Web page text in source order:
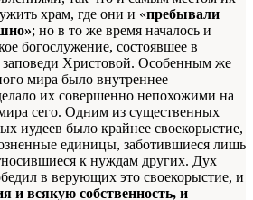
храм, где они и «пребывали
; но в то же время началось и
богослужение, состоявшее в
Христовой. Особенным же
мира было внутрен­нее
их совершенно непохожими на
сего. Одним из существенных
иудеев было крайнее своекорыстие,
единицы, заботившиеся лишь
к нуждам других. Дух
в верующих это своекорыстие, и
и всякую собственность, и